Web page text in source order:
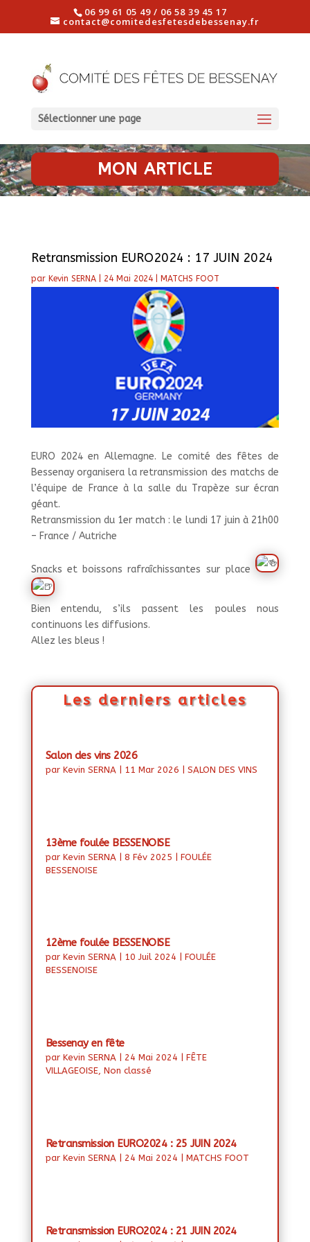
06 99 61 05 49 / 06 58 39 45 17
contact@comitedesfetesdebessenay.fr
Sélectionner une page
MON ARTICLE
Retransmission EURO2024 : 17 JUIN 2024
par Kevin SERNA| 24 Mai 2024| MATCHS FOOT
EURO 2024 en Allemagne. Le comité des fêtes de
Bessenay organisera la retransmission des matchs de
l’équipe de France à la salle du Trapèze sur écran
géant.
Retransmission du 1er match : le lundi 17 juin à 21h00
– France / Autriche
Snacks et boissons rafraîchissantes sur place
Bien entendu, s’ils passent les poules nous
continuons les diffusions.
Allez les bleus !
Les derniers articles
Salon des vins 2026
par Kevin SERNA 11 Mar 2026 SALON DES VINS
13ème foulée BESSENOISE
par Kevin SERNA | 8 Fév 2025 | FOULÉE
BESSENOISE
12ème foulée BESSENOISE
par Kevin SERNA| 10 Juil 2024
FOULÉE
BESSENOISE
Bessenay en fête
par Kevin SERNA| 24 Mai 2024
FÊTE
VILLAGEOISE, Non classé
Retransmission EURO2024 : 25 JUIN 2024
par Kevin SERNA 24 Mai 2024 MATCHS FOOT
Retransmission EURO2024 : 21 JUIN 2024